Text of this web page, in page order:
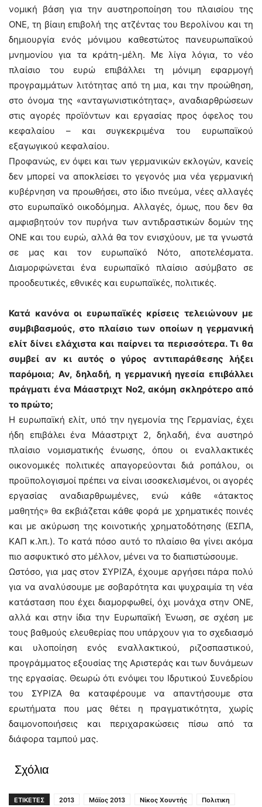
νομική βάση για την αυστηροποίηση του πλαισίου της
ΟΝΕ, τη βίαιη επιβολή της ατζέντας του Βερολίνου και τη
δημιουργία ενός μόνιμου καθεστώτος πανευρωπαϊκού
μνημονίου για τα κράτη-μέλη. Με λίγα λόγια, το νέο
πλαίσιο του ευρώ επιβάλλει τη μόνιμη εφαρμογή
προγραμμάτων λιτότητας από τη μια, και την προώθηση,
στο όνομα της «ανταγωνιστικότητας», αναδιαρθρώσεων
στις αγορές προϊόντων και εργασίας προς όφελος του
κεφαλαίου – και συγκεκριμένα του ευρωπαϊκού
εξαγωγικού κεφαλαίου.
Προφανώς, εν όψει και των γερμανικών εκλογών, κανείς
δεν μπορεί να αποκλείσει το γεγονός μια νέα γερμανική
κυβέρνηση να προωθήσει, στο ίδιο πνεύμα, νέες αλλαγές
στο ευρωπαϊκό οικοδόμημα. Αλλαγές, όμως, που δεν θα
αμφισβητούν τον πυρήνα των αντιδραστικών δομών της
ΟΝΕ και του ευρώ, αλλά θα τον ενισχύουν, με τα γνωστά
σε μας και τον ευρωπαϊκό Νότο, αποτελέσματα.
Διαμορφώνεται ένα ευρωπαϊκό πλαίσιο ασύμβατο σε
προοδευτικές, εθνικές και ευρωπαϊκές, πολιτικές.
Κατά κανόνα οι ευρωπαϊκές κρίσεις τελειώνουν με
συμβιβασμούς, στο πλαίσιο των οποίων η γερμανική
ελίτ δίνει ελάχιστα και παίρνει τα περισσότερα. Τι θα
συμβεί αν κι αυτός ο γύρος αντιπαράθεσης λήξει
παρόμοια; Αν, δηλαδή, η γερμανική ηγεσία επιβάλλει
πράγματι ένα Μάαστριχτ Νο2, ακόμη σκληρότερο από
το πρώτο;
Η ευρωπαϊκή ελίτ, υπό την ηγεμονία της Γερμανίας, έχει
ήδη επιβάλει ένα Μάαστριχτ 2, δηλαδή, ένα αυστηρό
πλαίσιο νομισματικής ένωσης, όπου οι εναλλακτικές
οικονομικές πολιτικές απαγορεύονται διά ροπάλου, οι
προϋπολογισμοί πρέπει να είναι ισοσκελισμένοι, οι αγορές
εργασίας αναδιαρθρωμένες, ενώ κάθε «άτακτος
μαθητής» θα εκβιάζεται κάθε φορά με χρηματικές ποινές
και με ακύρωση της κοινοτικής χρηματοδότησης (ΕΣΠΑ,
ΚΑΠ κ.λπ.). Το κατά πόσο αυτό το πλαίσιο θα γίνει ακόμα
πιο ασφυκτικό στο μέλλον, μένει να το διαπιστώσουμε.
Ωστόσο, για μας στον ΣΥΡΙΖΑ, έχουμε αργήσει πάρα πολύ
για να αναλύσουμε με σοβαρότητα και ψυχραιμία τη νέα
κατάσταση που έχει διαμορφωθεί, όχι μονάχα στην ΟΝΕ,
αλλά και στην ίδια την Ευρωπαϊκή Ένωση, σε σχέση με
τους βαθμούς ελευθερίας που υπάρχουν για το σχεδιασμό
και υλοποίηση ενός εναλλακτικού, ριζοσπαστικού,
προγράμματος εξουσίας της Αριστεράς και των δυνάμεων
της εργασίας. Θεωρώ ότι ενόψει του Ιδρυτικού Συνεδρίου
του ΣΥΡΙΖΑ θα καταφέρουμε να απαντήσουμε στα
ερωτήματα που μας θέτει η πραγματικότητα, χωρίς
δαιμονοποιήσεις και περιχαρακώσεις πίσω από τα
διάφορα ταμπού μας.
Σχόλια
ΕΤΙΚΕΤΕΣ 2013 Μάϊος 2013 Νίκος Χουντής
Πολιτικη